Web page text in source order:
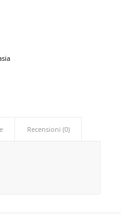
Recensioni (0)